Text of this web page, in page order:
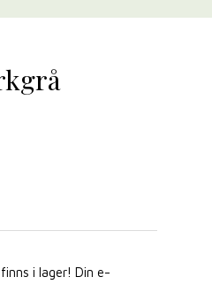
i lager! Din e-